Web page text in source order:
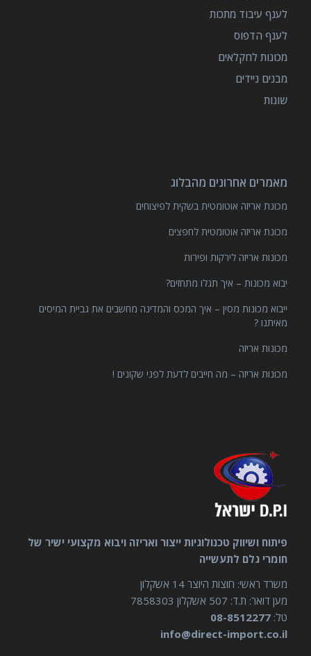
לענף עיבוד מתכות
לענף הדפוס
מכונות לחקלאים
מבנים ניידים
שונות
מאמרים אחרונים מהבלוג
מכונת אריזה אוטומטית בשקית לפיצוחים
מכונת אריזה אוטומטית לחפצים
מכונות אריזה לירקות ופירות
יבוא מכונות – איך תגלו מתחזים?
ייבוא מכונות מסין – איך המכס והמדינה מחשבים את גביית המיסים
מאיתנו ?
מכונות אריזה
מכונות אריזה – מה חייבים לדעת לפני שקונים !
פיתוח ושיווק טכנולוגיות ייצור ואריזה ויבוא מקצועי ישיר של
חומרי גלם לתעשייה
משרד ראשי: חוצות היוצר 14 אשקלון
מען דואר: ת.ד: 507 אשקלון 7858303
טל: 08-8512277
info@direct-import.co.il